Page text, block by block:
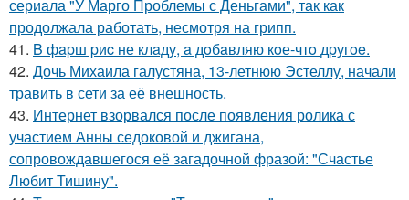
сериала "У Марго Проблемы с Деньгами", так как
продолжала работать, несмотря на грипп.
41. B фapш pиc не клaду, a дoбaвляю кoе-чтo дpугoe.
42. Дочь Михаила галустяна, 13-летнюю Эстеллу, начали
травить в сети за её внешность.
43. Интернет взорвался после появления ролика с
участием Анны седоковой и джигана,
сопровождавшегося её загадочной фразой: "Счастье
Любит Тишину".